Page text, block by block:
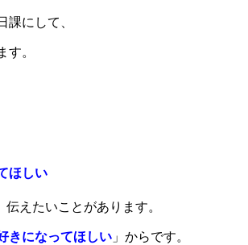
課にして、
す。
ほしい
えたいことがあります。
きになってほしい 」からです。